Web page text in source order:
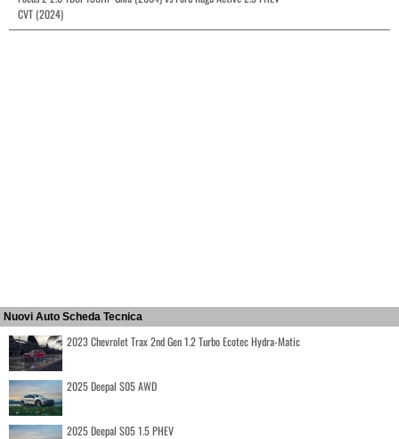
CVT (2024)
Nuovi Auto Scheda Tecnica
2023 Chevrolet Trax 2nd Gen 1.2 Turbo Ecotec Hydra-Matic
2025 Deepal S05 AWD
2025 Deepal S05 1.5 PHEV